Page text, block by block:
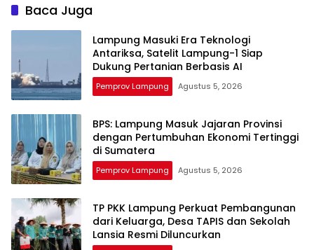
Baca Juga
Lampung Masuki Era Teknologi
Antariksa, Satelit Lampung-1 Siap
Dukung Pertanian Berbasis AI
Pemprov Lampung Agustus 5, 2026
BPS: Lampung Masuk Jajaran Provinsi
dengan Pertumbuhan Ekonomi Tertinggi
di Sumatera
Pemprov Lampung Agustus 5, 2026
TP PKK Lampung Perkuat Pembangunan
dari Keluarga, Desa TAPIS dan Sekolah
Lansia Resmi Diluncurkan